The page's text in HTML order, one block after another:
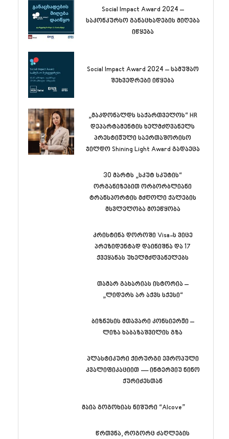
Social Impact Award 2024 –
საკონკურსო განაცხადების მიღება
იწყება
Social Impact Award 2024 – სამუშაო
შეხვედრები იწყება
„მაკდონალდს საქართველოს“ HR
დეპარტამენტის ხელმძღვანელს
პრესტიჟული საერთაშორისო
ჯილდო Shining Light Award გადაეცა
30 მარტს „სკუტ სკუტის“
ორგანიზებით ორბორბლიანი
ტრანსპორტის მძღოლი ქალების
მსვლელობა მოეწყობა
კრისტინა დოროში Visa-ს ვიცე
პრეზიდენტად დაინიშნა და 17
ქვეყანას უხელმძღვანელებს
თამარ გახარიას ისტორია –
„ლიდერს არ აქვს სქესი“
ბიზნესის მთავარი კონსიერჟი –
ლიზა ხაბაზაშვილის გზა
პლასტიკური ქირურგი ევროპული
კვალიფიკაციით — ინტერვიუ ნინო
ქურიძესთან
მაია გოგოხიას ნიშური “Alcove”
წრთვნა, როგორც ძაღლების